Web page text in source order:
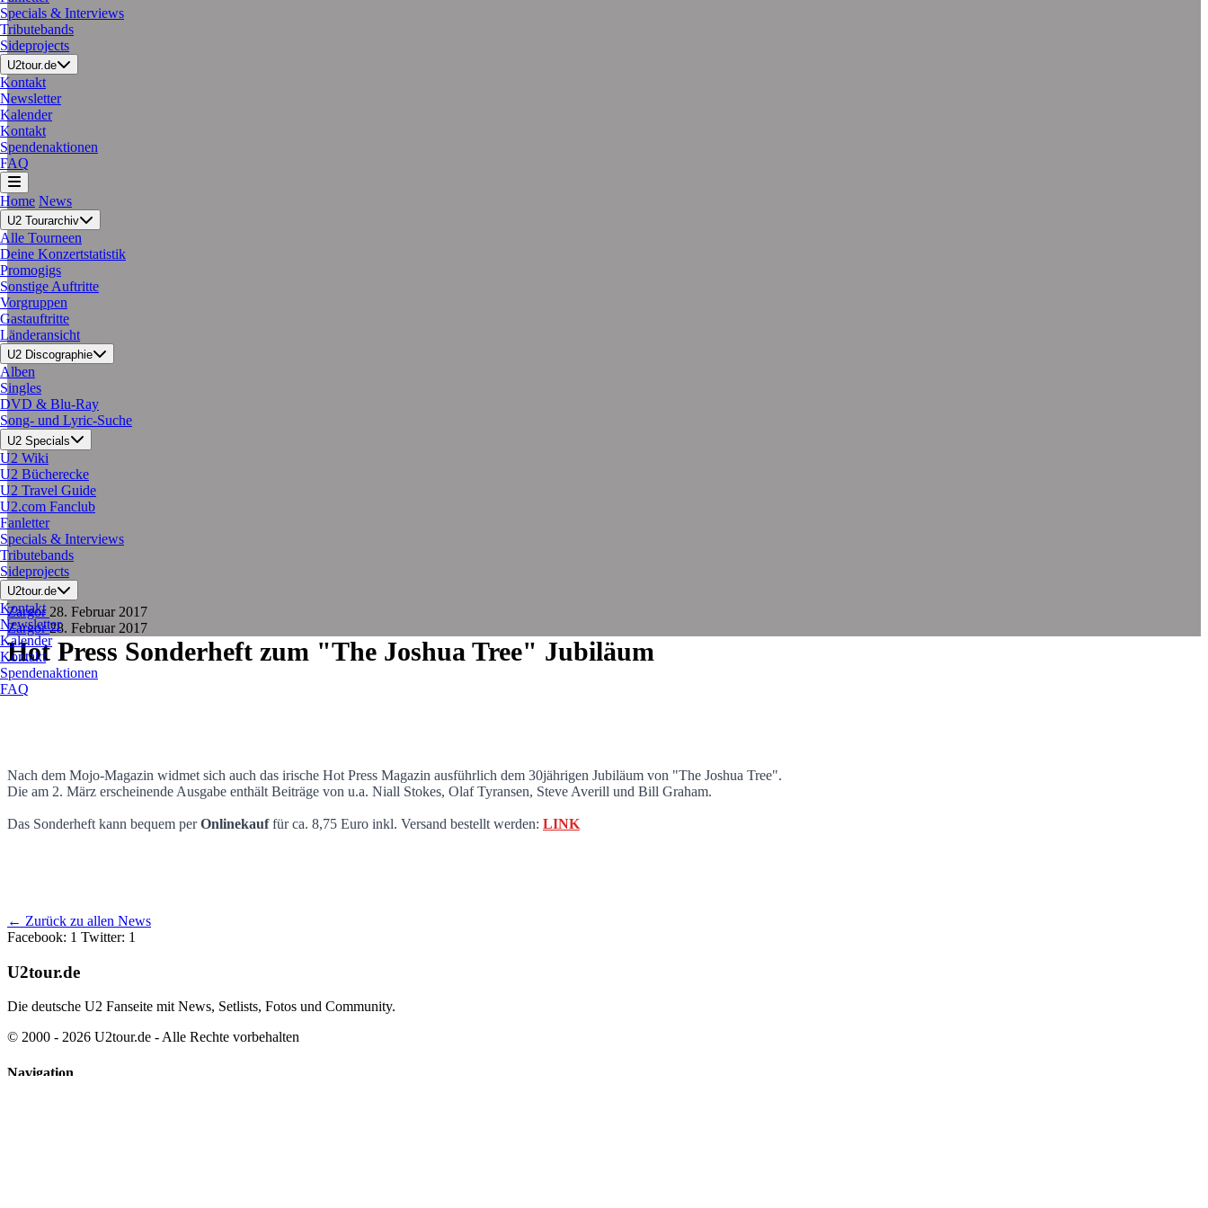
Specials & Interviews
Tributebands
Sideprojects
U2tour.de
Kontakt
Newsletter
Kalender
Kontakt
Spendenaktionen
FAQ
Home News
U2 Tourarchiv
Alle Tourneen
Deine Konzertstatistik
Promogigs
Sonstige Auftritte
Vorgruppen
Gastauftritte
Länderansicht
U2 Discographie
Alben
Singles
DVD & Blu-Ray
Song- und Lyric-Suche
U2 Specials
U2 Wiki
U2 Bücherecke
U2 Travel Guide
U2.com Fanclub
Fanletter
Specials & Interviews
Tributebands
Sideprojects
U2tour.de
Kontakt
Newsletter
Kalender
Kontakt
Spendenaktionen
FAQ
Zargor 28. Februar 2017
Zargor28. Februar 2017
Hot Press Sonderheft zum "The Joshua Tree" Jubiläum
Nach dem Mojo-Magazin widmet sich auch das irische Hot Press Magazin ausführlich dem 30jährigen Jubiläum von "The Joshua Tree".
Die am 2. März erscheinende Ausgabe enthält Beiträge von u.a. Niall Stokes, Olaf Tyransen, Steve Averill und Bill Graham.
Das Sonderheft kann bequem perOnlinekauffür ca. 8,75 Euro inkl. Versand bestellt werden: LINK
← Zurück zu allen News
Facebook: 1 Twitter: 1
U2tour.de
Die deutsche U2 Fanseite mit News, Setlists, Fotos und Community.
© 2000 - 2026 U2tour.de - Alle Rechte vorbehalten
Navigation